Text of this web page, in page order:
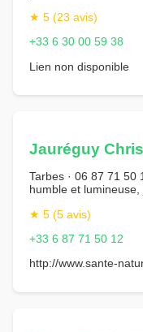
★ 5 (23 avis)
+33 6 30 00 59 38
Lien non disponible
Jauréguy
Tarbes · 06 87 71 50
humble et
★ 5 (5 avis)
+33 6 87 71 50 12
http://www.sante-